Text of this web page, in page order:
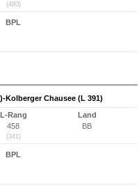
(480)
BPL
Kolberger Chausee (L 391)
L-Rang
458
(341)
Land
BB
BPL